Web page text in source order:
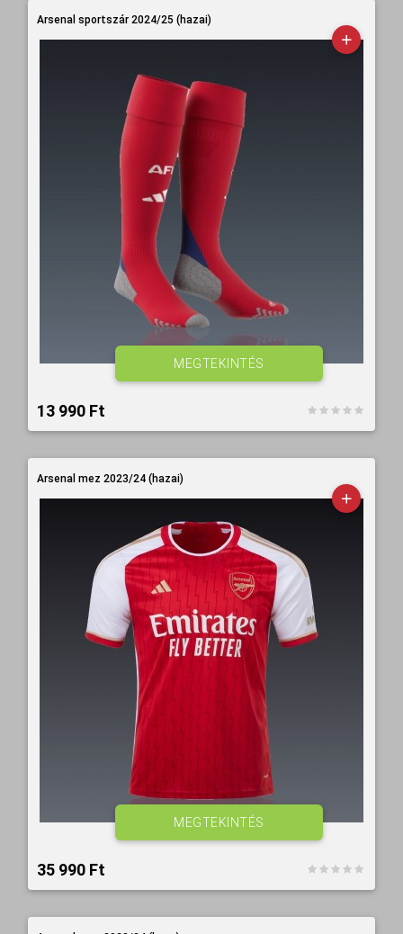
Arsenal sportszár 2024/25 (hazai)
13 990 Ft‎
MEGTEKINTÉS
Arsenal mez 2023/24 (hazai)
35 990 Ft‎
MEGTEKINTÉS